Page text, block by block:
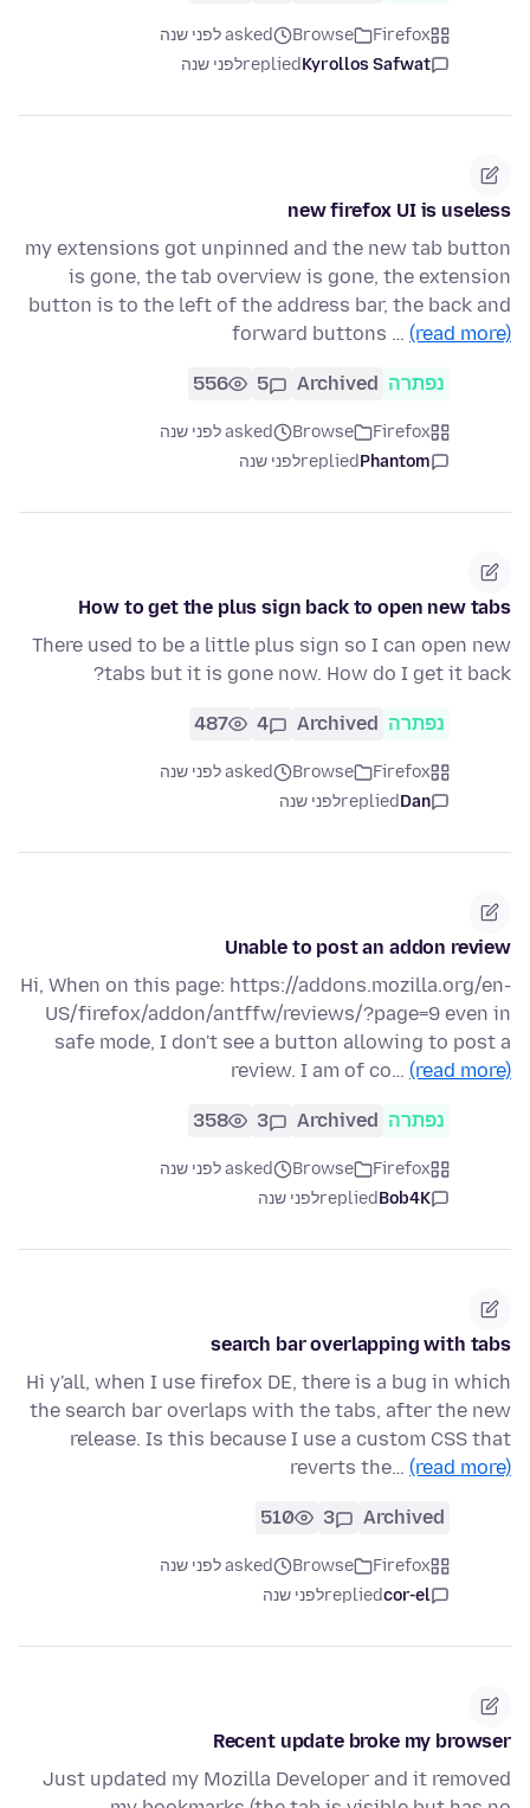
Firefox
Browse
asked לפני שנה
Kyrollos Safwat
repliedלפני שנה
new firefox UI is useless
my extensions got unpinned and the new tab button
is gone, the tab overview is gone, the extension
button is to the left of the address bar, the back and
forward buttons … (read more)
נפתרה Archived
5
556
Firefox
Browse
asked לפני שנה
Phantom
repliedלפני שנה
How to get the plus sign back to open new tabs
There used to be a little plus sign so I can open new
tabs but it is gone now. How do I get it back?
נפתרה Archived
4
487
Firefox
Browse
asked לפני שנה
Dan
repliedלפני שנה
Unable to post an addon review
Hi, When on this page: https://addons.mozilla.org/en-
US/firefox/addon/antffw/reviews/?page=9 even in
safe mode, I don't see a button allowing to post a
review. I am of co… (read more)
נפתרה Archived
3
358
Firefox
Browse
asked לפני שנה
Bob4K
repliedלפני שנה
search bar overlapping with tabs
Hi y'all, when I use firefox DE, there is a bug in which
the search bar overlaps with the tabs, after the new
release. Is this because I use a custom CSS that
reverts the… (read more)
Archived
3
510
Firefox
Browse
asked לפני שנה
cor-el
repliedלפני שנה
Recent update broke my browser
Just updated my Mozilla Developer and it removed